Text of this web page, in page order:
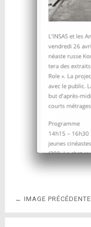
← IMAGE PRÉCÉDENTE